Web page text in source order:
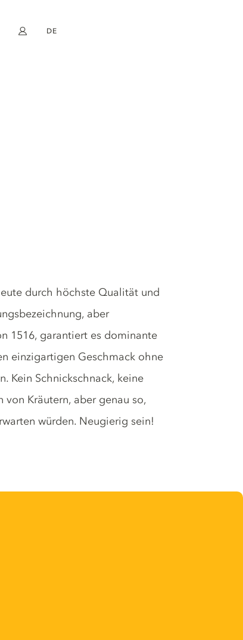
Mein Konto
DE
durch höchste Qualität und
aber
1516, garantiert es dominante
einzigartigen Geschmack ohne
Kein Schnickschnack, keine
Kräutern, aber genau so,
würden. Neugierig sein!